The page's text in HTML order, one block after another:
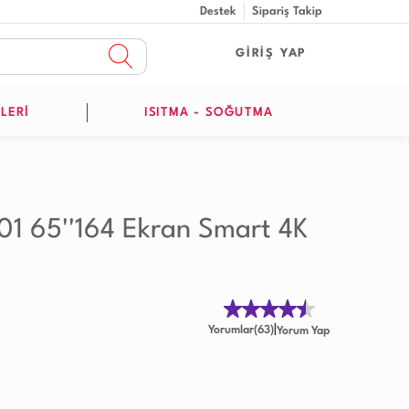
Destek Sipariş Takip
GİRİŞ YAP
ISITMA - SOĞUTMA
65''164 Ekran Smart 4K
Yorumlar(63) Yorum Yap